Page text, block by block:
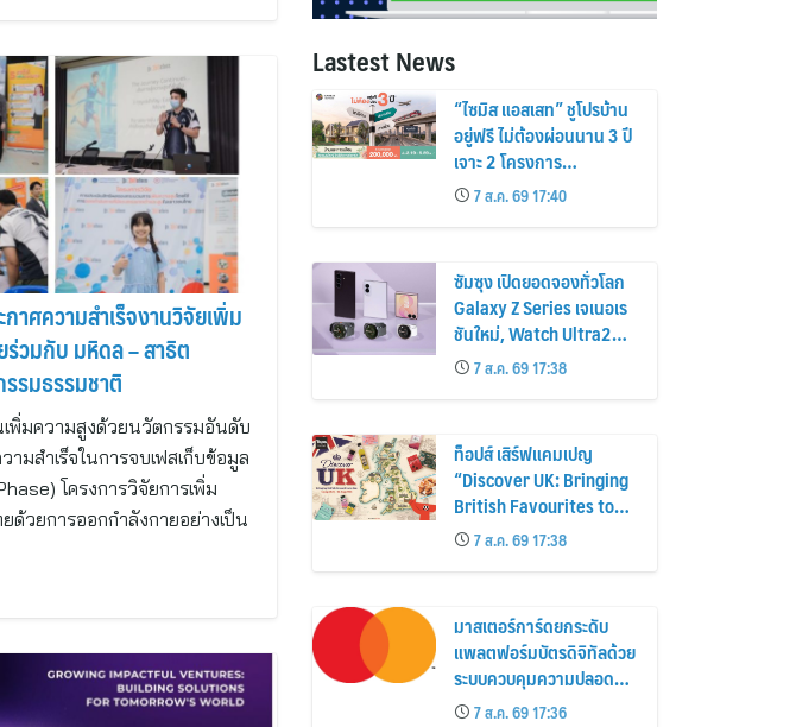
าศความสำเร็จงานวิจัยเพิ่ม
ร่วมกับ มหิดล – สาธิต
รมธรรมชาติ
พิ่มความสูงด้วยนวัตกรรมอันดับ
ามสำเร็จในการจบเฟสเก็บข้อมูล
โครงการวิจัยการเพิ่ม
ด้วยการออกกำลังกายอย่างเป็น
Lastest News
“ไซมิส แอสเสท” ชูโปรบ้าน
อยู่ฟรี ไม่ต้องผ่อนนาน 3 ปี
เจาะ 2 โครงการ
“Siamese Holm–
Siamese Blossom”
พร้อมส่วนลดและสิทธิพิเศษ
ถึง 31 สิงหาคม 2569
7 ส.ค. 69 17:40
ซัมซุง เปิดยอดจองทั่วโลก
Galaxy Z Series เจเนอเร
ชันใหม่, Watch Ultra2
และ Watch9 สูงกว่ารุ่น
ก่อนหน้ากว่า 30%
7 ส.ค. 69 17:38
ท็อปส์ เสิร์ฟแคมเปญ
“Discover UK: Bringing
British Favourites to
You” ขนทัพของอร่อยและ
ไอเท็มฮิตจากสหราช
อาณาจักร ส่งตรงถึงมือ
ตั้งแต่วันนี้ – 18 สิงหาคมนี้
7 ส.ค. 69 17:38
มาสเตอร์การ์ดยกระดับ
แพลตฟอร์มบัตรดิจิทัลด้วย
ระบบควบคุมความปลอดภัย
ใหม่7 ส.ค. 69 17:36